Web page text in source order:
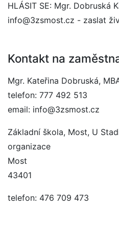
HLÁSIT SE: Mgr. Dobruská
info@3zsmost.cz - zaslat
Kontakt na
Mgr. Kateřina Dobruská,
telefon: 777 492 513
email: info@3zsmost.cz
Základní škola, Most, U
organizace
Most
43401
telefon: 476 709 473